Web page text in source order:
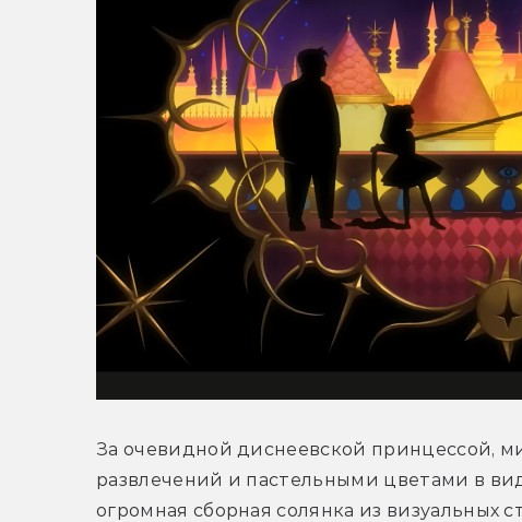
За очевидной диснеевской принцессой,
развлечений и пастельными цветами в
огромная сборная солянка из визуальных